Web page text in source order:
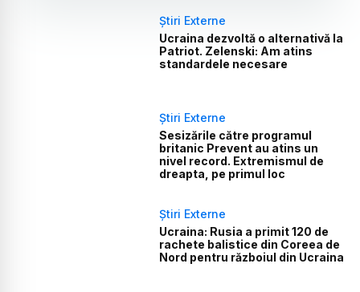
Știri Externe
Ucraina dezvoltă o alternativă la
Patriot. Zelenski: Am atins
standardele necesare
Știri Externe
Sesizările către programul
britanic Prevent au atins un
nivel record. Extremismul de
dreapta, pe primul loc
Știri Externe
Ucraina: Rusia a primit 120 de
rachete balistice din Coreea de
Nord pentru războiul din Ucraina